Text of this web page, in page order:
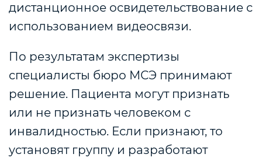
дистанционное освидетельствование с
использованием видеосвязи.
По результатам экспертизы
специалисты бюро МСЭ принимают
решение. Пациента могут признать
или не признать человеком с
инвалидностью. Если признают, то
установят группу и разработают